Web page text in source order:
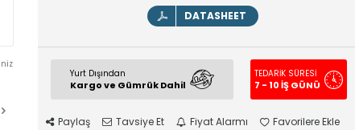
DATASHEET
Yurt Dışından
Kargo ve Gümrük Dahil
TEDARİK SÜRESİ
7 - 10 İŞ GÜNÜ
Paylaş Tavsiye Et Fiyat Alarmı Favorilere Ekle